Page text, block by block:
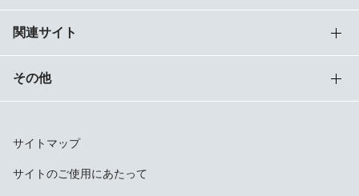
関連サイト
その他
サイトマップ
サイトのご使用にあたって